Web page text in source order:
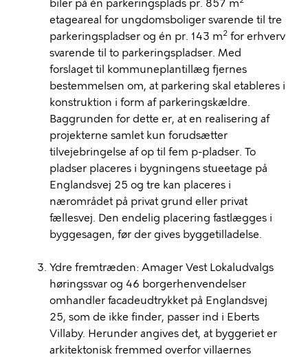
biler på én parkeringsplads pr. 857 m
etageareal for ungdomsboliger svarende til tre
parkeringspladser og én pr. 143 m2 for erhverv
svarende til to parkeringspladser. Med
forslaget til kommuneplantillæg fjernes
bestemmelsen om, at parkering skal etableres i
konstruktion i form af parkeringskældre.
Baggrunden for dette er, at en realisering af
projekterne samlet kun forudsætter
tilvejebringelse af op til fem p-pladser. To
pladser placeres i bygningens stueetage på
Englandsvej 25 og tre kan placeres i
nærområdet på privat grund eller privat
fællesvej. Den endelig placering fastlægges i
byggesagen, før der gives byggetilladelse.
Ydre fremtræden: Amager Vest Lokaludvalgs
høringssvar og 46 borgerhenvendelser
omhandler facadeudtrykket på Englandsvej
25, som de ikke finder, passer ind i Eberts
Villaby. Herunder angives det, at byggeriet er
arkitektonisk fremmed overfor villaernes